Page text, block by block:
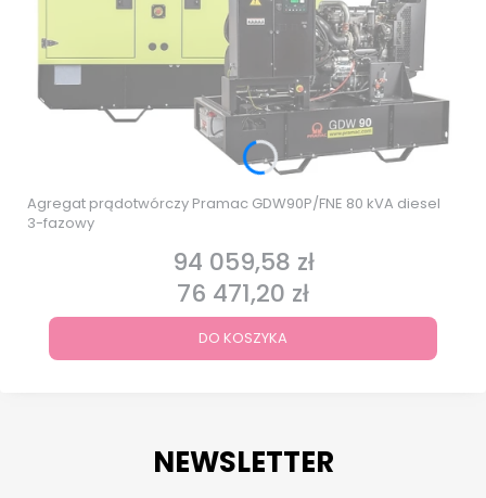
Agregat prądotwórczy Pramac GDW90P/FNE 80 kVA diesel
3-fazowy
Cena
94 059,58 zł
Cena
76 471,20 zł
DO KOSZYKA
NEWSLETTER